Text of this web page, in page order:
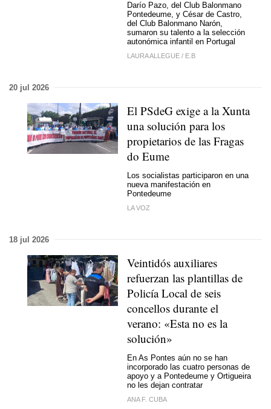
Darío Pazo, del Club Balonmano
Pontedeume, y César de Castro,
del Club Balonmano Narón,
sumaron su talento a la selección
autonómica infantil en Portugal
LAURA ALLEGUE / E.B
20 jul 2026
El PSdeG exige a la Xunta
una solución para los
propietarios de las Fragas
do Eume
Los socialistas participaron en una
nueva manifestación en
Pontedeume
LA VOZ
18 jul 2026
Veintidós auxiliares
refuerzan las plantillas de
Policía Local de seis
concellos durante el
verano: «Esta no es la
solución»
En As Pontes aún no se han
incorporado las cuatro personas de
apoyo y a Pontedeume y Ortigueira
no les dejan contratar
ANA F. CUBA